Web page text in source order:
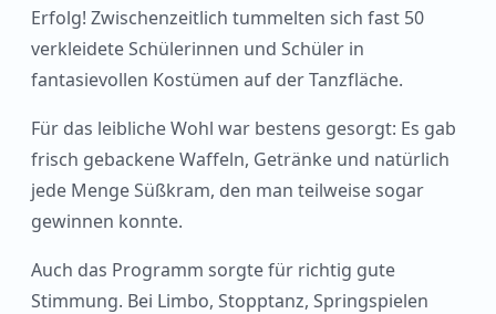
Erfolg! Zwischenzeitlich tummelten sich fast 50
verkleidete Schülerinnen und Schüler in
fantasievollen Kostümen auf der Tanzfläche.
Für das leibliche Wohl war bestens gesorgt: Es gab
frisch gebackene Waffeln, Getränke und natürlich
jede Menge Süßkram, den man teilweise sogar
gewinnen konnte.
Auch das Programm sorgte für richtig gute
Stimmung. Bei Limbo, Stopptanz, Springspielen